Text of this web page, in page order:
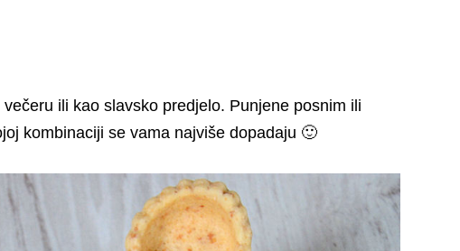
ili kao slavsko predjelo. Punjene posnim ili
kombinaciji se vama najviše dopadaju 🙂